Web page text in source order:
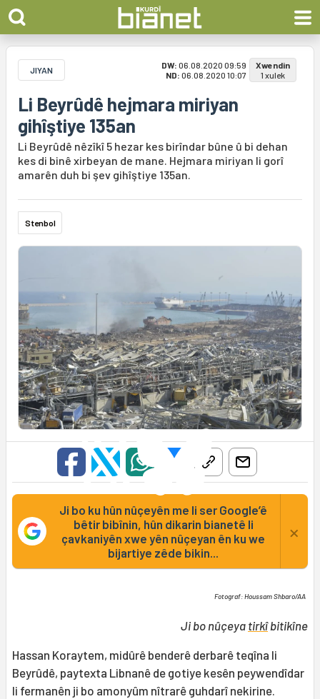
JIYAN DW: 06.08.2020 09:59
ND: 06.08.2020 10:07
Xwendin
1 xulek
Li Beyrûdê hejmara miriyan
gihîştiye 135an
Li Beyrûdê nêzîkî 5 hezar kes birîndar bûne û bi dehan
kes di binê xirbeyan de mane. Hejmara miriyan li gorî
amarên duh bi şev gihîştiye 135an.
Stenbol
Ji bo ku hûn nûçeyên me li ser Google’ê
bêtir bibînin, hûn dikarin bianetê li
çavkaniyên xwe yên nûçeyan ên ku we
bijartiye zêde bikin...
×
Fotograf: Houssam Shbaro/AA
Ji bo nûçeya tirkîbitikîne
Hassan Koraytem, midûrê benderê derbarê teqîna li
Beyrûdê, paytexta Libnanê de gotiye kesên peywendîdar
li fermanên ji bo amonyûm nîtrarê guhdarî nekirine.